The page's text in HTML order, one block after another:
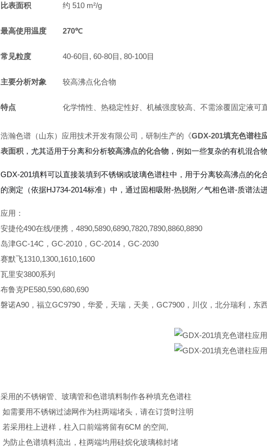
比表面积 约 510 m²/g
最高使用温度 270℃
常见粒度 40-60目, 60-80目, 80-100目
主要分析对象 较高沸点化合物
特点 化学惰性、热稳定性好、机械强度较高、不需涂覆固定液可
浩瀚色谱（山东）应用技术开发有限公司，研制生产的《GDX-201填充色谱柱
表面积 ，尤其适用于分离和分析较高沸点的化合物 ，例如一些复杂的有机混合物
GDX-201填料可以直接装填到不锈钢或玻璃色谱柱中，用于分离较高沸点的
的测定（依据HJ734-2014标准）中，通过固相吸附-热脱附／气相色谱-质谱法
应用：
安捷伦490在线/便携，4890,5890,6890,7820,7890,8860,8890
岛津GC-14C，GC-2010，GC-2014，GC-2030
赛默飞1310,1300,1610,1600
瓦里安3800系列
布鲁克PE580,590,680,690
磐诺A90，福立GC9790，华爱，天瑞，天美，GC7900，川仪，北分瑞利，东
采用的不锈钢管、玻璃管和色谱填料制作各种填充色谱柱
如需要用不锈钢过滤网作为柱两端堵头，请在订货时注明
若采用柱上进样，柱入口前端将留有6CM 的空间,
为防止色谱填料流出，柱两端均用硅烷化玻璃棉封堵